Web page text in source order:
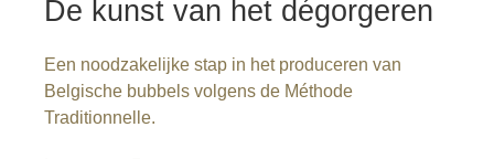
De kunst van het dégorgeren
Een noodzakelijke stap in het produceren van
Belgische bubbels volgens de Méthode
Traditionnelle.